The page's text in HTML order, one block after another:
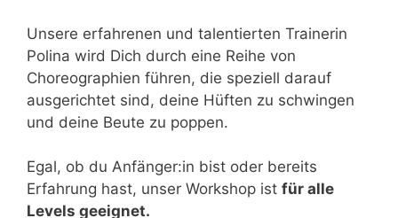
Unsere erfahrenen und talentierten Trainerin
Polina wird Dich durch eine Reihe von
Choreographien führen, die speziell darauf
ausgerichtet sind, deine Hüften zu schwingen
und deine Beute zu poppen.
Egal, ob du Anfänger:in bist oder bereits
Erfahrung hast, unser Workshop ist für alle
Levels geeignet.